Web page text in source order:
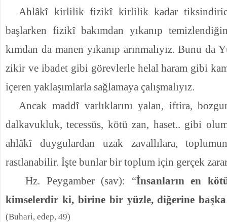
Ahlâkî kirlilik fizikî kirlilik kadar
başlarken fizikî bakımdan yıkanıp
kımdan da manen yıkanıp arınmalıyız. Bunu da
zikir ve ibadet gibi görevlerle helal haram gibi
içeren yaklaşımlarla sağlamaya çalışmalıyız.
Ancak maddî varlıklarını yalan, iftira,
dalkavukluk, tecessüs, kötü zan, haset.. gibi
ahlâkî duygulardan uzak zavallılara,
rastlanabilir. İşte bunlar bir toplum için gerçek
Hz. Peygamber (sav): “İnsanların en
kimselerdir ki, birine bir yüzle, diğerine
(Buhari, edep, 49)